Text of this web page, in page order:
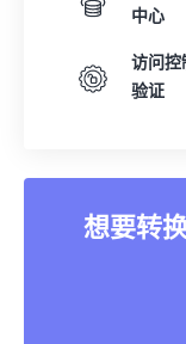
中心
访问控
验证
想要转